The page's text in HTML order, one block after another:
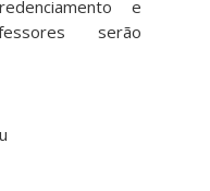
e
serão